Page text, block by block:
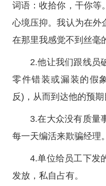
词语：收拾你，干你等
心境压抑。我认为在外
在那里我感觉不到丝毫
2.他让我们跟线员
零件错装或漏装的假
反)，从而到达他的预期
3.在大众没有质量
每一天编活来欺骗经理。
4.单位给员工下发
发放，私自占有。